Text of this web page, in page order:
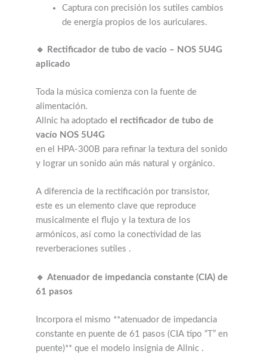
Captura con precisión los sutiles cambios
de energía propios de los auriculares.
🔹 Rectificador de tubo de vacío – NOS 5U4G
aplicado
Toda la música comienza con la fuente de
alimentación.
Allnic ha adoptado el rectificador de tubo de
vacío NOS 5U4G
en el HPA-300B para refinar la textura del sonido
y lograr un sonido aún más natural y orgánico.
A diferencia de la rectificación por transistor,
este es un elemento clave que reproduce
musicalmente el flujo y la textura de los
armónicos, así como la conectividad de las
reverberaciones sutiles .
🔹 Atenuador de impedancia constante (CIA) de
61 pasos
Incorpora el mismo **atenuador de impedancia
constante en puente de 61 pasos (CIA tipo “T” en
puente)** que el modelo insignia de Allnic .